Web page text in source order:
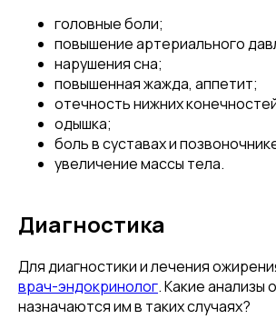
головные боли;
повышение артериального
нарушения сна;
повышенная жажда, аппетит;
отечность нижних
одышка;
боль в суставах и
увеличение массы тела.
Диагностика
Для диагностики и лечения
врач-эндокринолог. Какие анализы
назначаются им в таких случаях?